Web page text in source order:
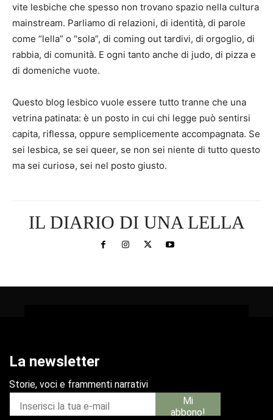
vite lesbiche che spesso non trovano spazio nella cultura
mainstream. Parliamo di relazioni, di identità, di parole
come “lella” o “sola”, di coming out tardivi, di orgoglio, di
rabbia, di comunità. E ogni tanto anche di judo, di pizza e
di domeniche vuote.
Questo blog lesbico vuole essere tutto tranne che una
vetrina patinata: è un posto in cui chi legge può sentirsi
capita, riflessa, oppure semplicemente accompagnata. Se
sei lesbica, se sei queer, se non sei niente di tutto questo
ma sei curiosə, sei nel posto giusto.
IL DIARIO DI UNA LELLA